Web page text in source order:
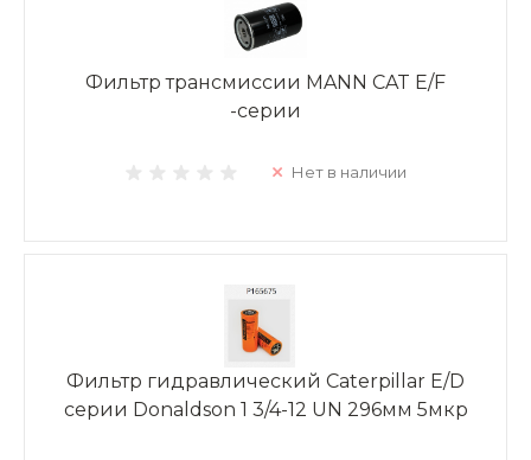
Фильтр трансмиссии MANN CAT Е/F
-серии
Нет в наличии
Фильтр гидравлический Caterpillar E/D
серии Donaldson 1 3/4-12 UN 296мм 5мкр